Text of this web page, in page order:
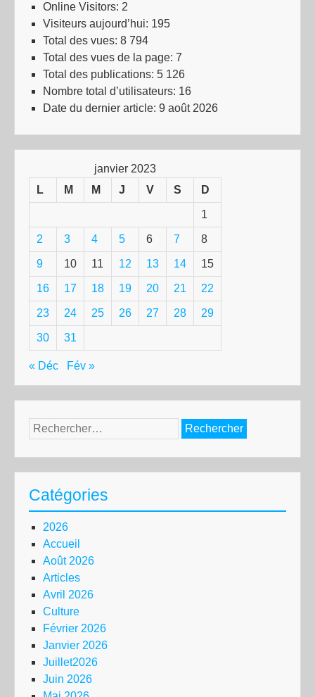
Online Visitors: 2
Visiteurs aujourd’hui: 195
Total des vues: 8 794
Total des vues de la page: 7
Total des publications: 5 126
Nombre total d’utilisateurs: 16
Date du dernier article: 9 août 2026
janvier 2023
L
M M J V S D
1
2 3 4 5 6 7 8
9 10 11 12 13 14 15
16 17 18 19 20 21 22
23 24 25 26 27 28 29
30 31
« Déc Fév »
Rechercher :
Catégories
2026
Accueil
Août 2026
Articles
Avril 2026
Culture
Février 2026
Janvier 2026
Juillet2026
Juin 2026